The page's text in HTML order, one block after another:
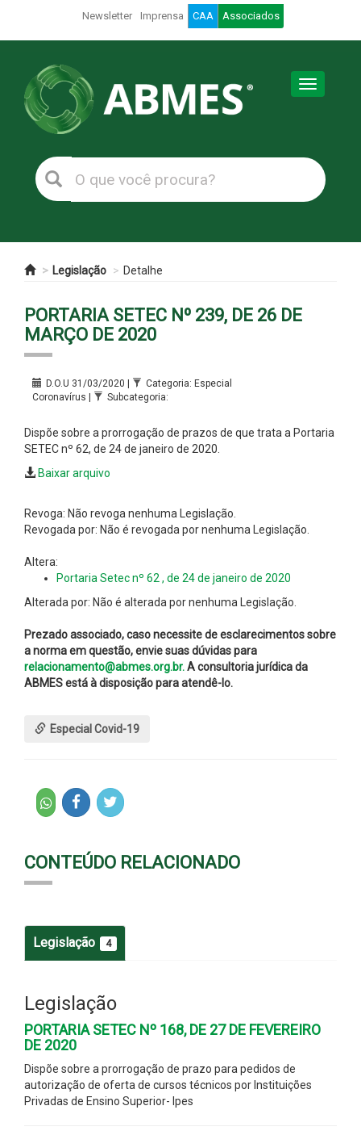
Newsletter Imprensa CAA Associados
Toggle
Legislação Detalhe
PORTARIA SETEC Nº 239, DE 26 DE
MARÇO DE 2020
D.O.U 31/03/2020 |
Categoria: Especial
Coronavírus |
Subcategoria:
Dispõe sobre a prorrogação de prazos de que trata a Portaria
SETEC nº 62, de 24 de janeiro de 2020.
Baixar arquivo
Revoga: Não revoga nenhuma Legislação.
Revogada por: Não é revogada por nenhuma Legislação.
Altera:
Portaria Setec nº 62 , de 24 de janeiro de 2020
Alterada por: Não é alterada por nenhuma Legislação.
Prezado associado, caso necessite de esclarecimentos sobre
a norma em questão, envie suas dúvidas para
relacionamento@abmes.org.br.A consultoria jurídica da
ABMES está à disposição para atendê-lo.
Especial Covid-19
CONTEÚDO RELACIONADO
Legislação 4
Legislação
PORTARIA SETEC Nº 168, DE 27 DE FEVEREIRO
DE 2020
Dispõe sobre a prorrogação de prazo para pedidos de
autorização de oferta de cursos técnicos por Instituições
Privadas de Ensino Superior- Ipes